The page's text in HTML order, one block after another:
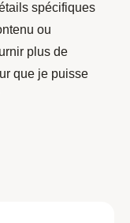
spécifiques
ou
plus de
que je puisse